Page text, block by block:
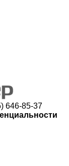
646-85-37